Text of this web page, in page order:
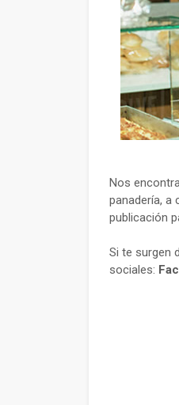
Nos
panadería,
publicación
Si te surgen
sociales: